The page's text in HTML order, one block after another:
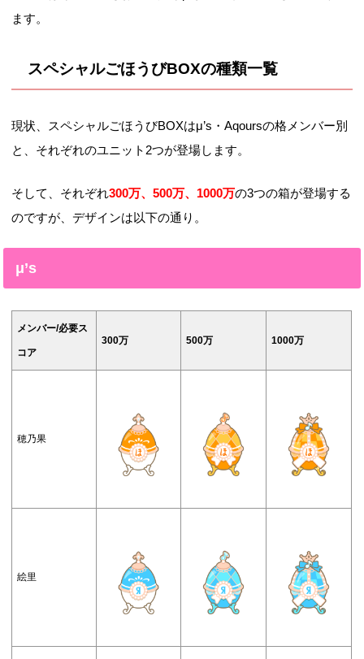
ます。
スペシャルごほうびBOXの種類一覧
現状、スペシャルごほうびBOXはμ’s・Aqoursの格メンバー別
と、それぞれのユニット2つが登場します。
そして、それぞれ300万、500万、1000万の3つの箱が登場する
のですが、デザインは以下の通り。
μ’s
メンバー/必要ス
コア
300万 500万 1000万
穂乃果
絵里